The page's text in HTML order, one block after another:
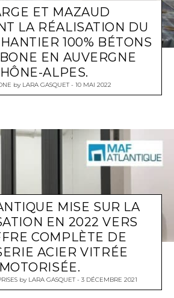
ET MAZAUD
LA RÉALISATION DU
100% BÉTONS
EN AUVERGNE
ALPES.
by LARA GASQUET 10 MAI 2022
MISE SUR LA
EN 2022 VERS
COMPLÈTE DE
ACIER VITRÉE
MOTORISÉE.
by LARA GASQUET 3 DÉCEMBRE 2021